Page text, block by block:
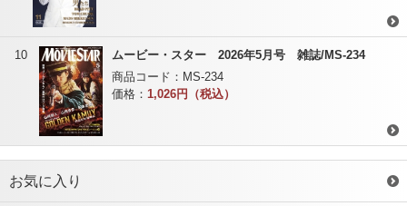
10
ムービー・スター 2026年5月号 雑誌/MS-234
商品コード： MS-234
価格： 1,026円（税込）
お気に入り